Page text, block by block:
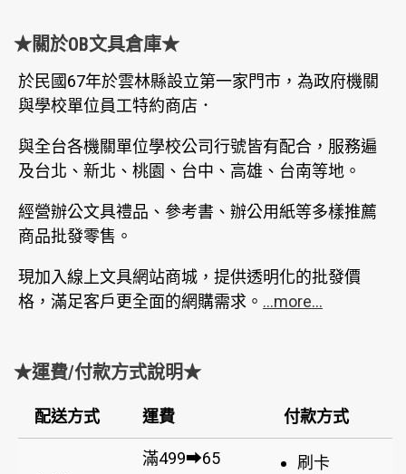
★關於OB文具倉庫★
於民國67年於雲林縣設立第一家門市，為政府機關
與學校單位員工特約商店．
與全台各機關單位學校公司行號皆有配合，服務遍
及台北、新北、桃園、台中、高雄、台南等地。
經營辦公文具禮品、參考書、辦公用紙等多樣推薦
商品批發零售。
現加入線上文具網站商城，提供透明化的批發價
格，滿足客戶更全面的網購需求。 ...more...
★運費/付款方式說明★
配送方式 運費 付款方式
滿499➡65
刷卡